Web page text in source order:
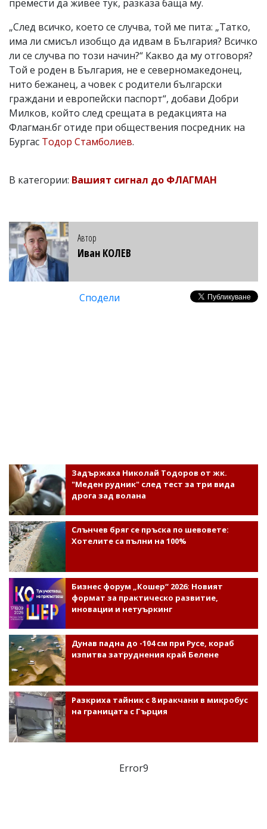
премести да живее тук, разказа баща му.
„След всичко, което се случва, той ме пита: „Татко,
има ли смисъл изобщо да идвам в България? Всичко
ли се случва по този начин?“ Какво да му отговоря?
Той е роден в България, не е северномакедонец,
нито бежанец, а човек с родители български
граждани и европейски паспорт“, добави Добри
Милков, който след срещата в редакцията на
Флагман.бг отиде при обществения посредник на
Бургас Тодор Стамболиев.
В категории: Вашият сигнал до ФЛАГМАН
Автор
Иван КОЛЕВ
Сподели
Задържаха Николай Тодоров от жк.
"Меден рудник" след тест за три вида
дрога зад волана
Слънчев бряг се пръска по шевовете:
Хотелите са пълни на 100%
Бизнес форум „Кошер“ 2026: Новият
формат за практическо развитие,
иновации и нетуъркинг
Дунав падна до -104 см при Русе, кораб
изпитва затруднения край Белене
Разкриха тайник с 8 иракчани в микробус
на границата с Гърция
Error9